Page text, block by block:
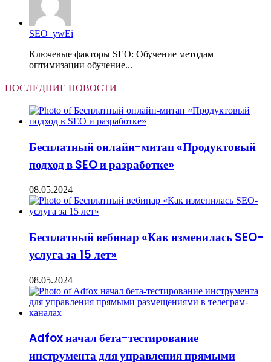
SEO_ywEi
Ключевые факторы SEO: Обучение методам
оптимизации обучение...
ПОСЛЕДНИЕ НОВОСТИ
Бесплатный онлайн-митап «Продуктовый
подход в SEO и разработке»
08.05.2024
Бесплатный вебинар «Как изменилась SEO-
услуга за 15 лет»
08.05.2024
Adfox начал бета-тестирование
инструмента для управления прямыми